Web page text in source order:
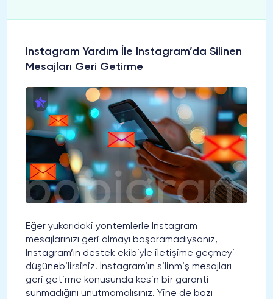
Instagram Yardım İle Instagram’da Silinen
Mesajları Geri Getirme
Eğer yukarıdaki yöntemlerle Instagram
mesajlarınızı geri almayı başaramadıysanız,
Instagram’ın destek ekibiyle iletişime geçmeyi
düşünebilirsiniz. Instagram’ın silinmiş mesajları
geri getirme konusunda kesin bir garanti
sunmadığını unutmamalısınız. Yine de bazı